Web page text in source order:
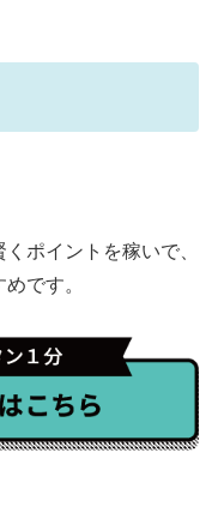
ポイントを稼いで、
です。